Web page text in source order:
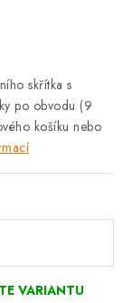
skřítka s
po obvodu (9
košíku nebo